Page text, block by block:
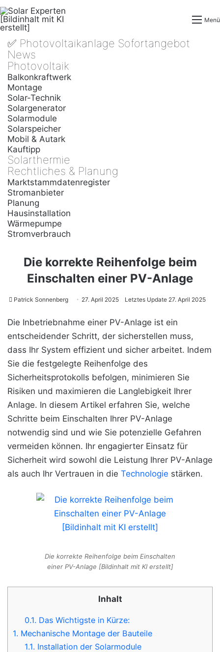
Menü
✅ Photovoltaikanlage Sofortangebot
News
Photovoltaik
Balkonkraftwerk
Montage
Solar-Technik
Solargenerator
Solarmodule
Solarspeicher
Mobil & Autark
Kauftipp
Solarthermie
Rechtliches & Planung
Marktstammdatenregister
Stromanbieter
Planung
Hausinstallation
Wärmepumpe
Stromverbrauch
Die korrekte Reihenfolge beim
Einschalten einer PV-Anlage
Patrick Sonnenberg 27. April 2025 Letztes Update 27. April 2025
Die Inbetriebnahme einer PV-Anlage ist ein
entscheidender Schritt, der sicherstellen muss,
dass Ihr System effizient und sicher arbeitet. Indem
Sie die festgelegte Reihenfolge des
Sicherheitsprotokolls befolgen, minimieren Sie
Risiken und maximieren die Langlebigkeit Ihrer
Anlage. In diesem Artikel erfahren Sie, welche
Schritte beim Einschalten Ihrer PV-Anlage
notwendig sind und wie Sie potenzielle Gefahren
vermeiden können. Ihr engagierter Einsatz für
Sicherheit wird sowohl die Leistung Ihrer PV-Anlage
als auch Ihr Vertrauen in die Technologie stärken.
Die korrekte Reihenfolge beim Einschalten
einer PV-Anlage [Bildinhalt mit KI erstellt]
Inhalt
0.1. Das Wichtigste in Kürze:
1. Mechanische Montage der Bauteile
1.1. Installation der Solarmodule